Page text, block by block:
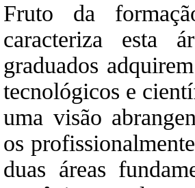
Fruto da
caracteriza esta
graduados
tecnológicos e
uma visão
os
duas áreas